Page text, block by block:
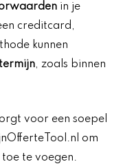
in je
creditcard,
kunnen
, zoals binnen
voor een soepel
om
te voegen.